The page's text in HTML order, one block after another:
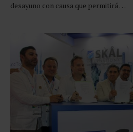
desayuno con causa que permitirá …